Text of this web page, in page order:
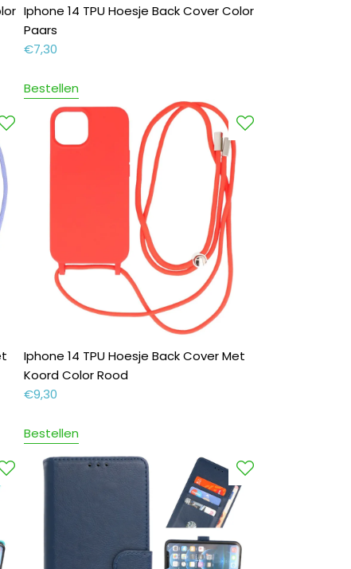
Iphone 14 TPU Hoesje Back Cover Color
Paars
€7,30
Bestellen
Iphone 14 TPU Hoesje Back Cover Met
Koord Color Rood
€9,30
Bestellen